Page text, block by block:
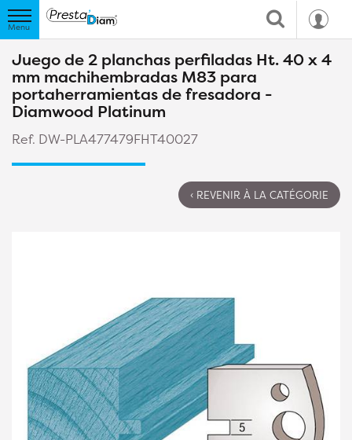
Juego de 2 planchas perfiladas Ht. 40 x 4
mm machihembradas M83 para
portaherramientas de fresadora -
Diamwood Platinum
Ref. DW-PLA477479FHT40027
‹ REVENIR À LA CATÉGORIE